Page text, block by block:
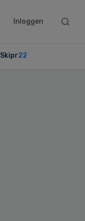
Inloggen
Search
Skipr22